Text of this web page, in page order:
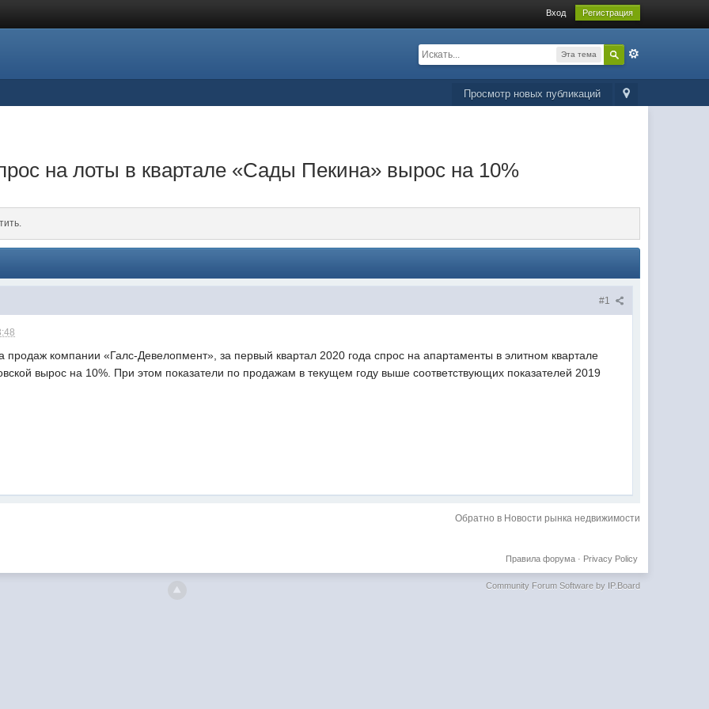
Вход Регистрация
Эта тема
Просмотр новых публикаций
на лоты в квартале «Сады Пекина» вырос на 10%
#1
компании «Галс-Девелопмент», за первый квартал 2020 года спрос на апартаменты в элитном квартале
вырос на 10%. При этом показатели по продажам в текущем году выше соответствующих показателей 2019
Обратно в Новости рынка недвижимости
Privacy Policy
Правила форума·
Community Forum Software by IP.Board